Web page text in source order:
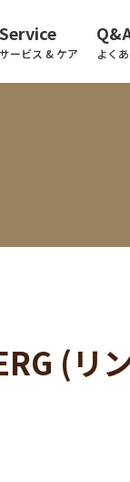
Service
サービス & ケア よく
(リ